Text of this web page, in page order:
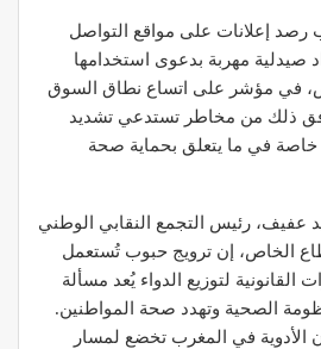
رصد إعلانات على مواقع التواصل
صيدلية مهربة بدعوى استخدامها
في مؤشر على اتساع نطاق السوق
يرافق ذلك من مخاطر تستدعي تشديد
خاصة في ما يتعلق بحماية صحة
عفيف، رئيس التجمع النقابي الوطني
الخاص، إن ترويج حبوب تُستعمل
لتوزيع الدواء يُعد مسألة
الصحية وتهدد صحة المواطنين.
الأدوية في المغرب تخضع لمسار